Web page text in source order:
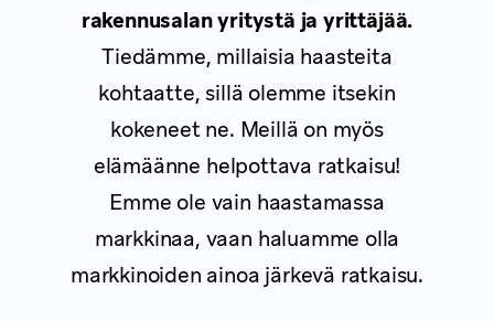
rakennusalan yritystä ja yrittäjää.
Tiedämme, millaisia haasteita
kohtaatte, sillä olemme itsekin
kokeneet ne. Meillä on myös
elämäänne helpottava ratkaisu!
Emme ole vain haastamassa
markkinaa, vaan haluamme olla
markkinoiden ainoa järkevä ratkaisu.